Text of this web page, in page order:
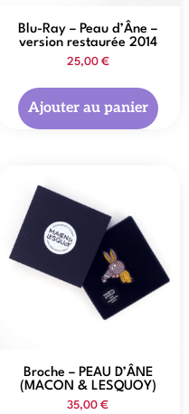
Blu-Ray – Peau d’Âne –
version restaurée 2014
25,00 €
Ajouter au panier
Broche – PEAU D’ÂNE
(MACON & LESQUOY)
35,00 €